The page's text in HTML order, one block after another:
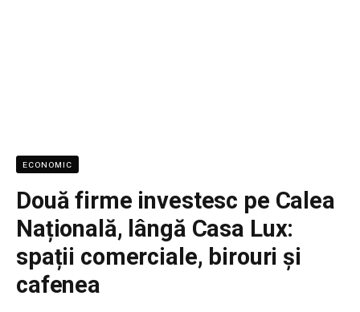
ECONOMIC
Două firme investesc pe Calea
Națională, lângă Casa Lux:
spații comerciale, birouri și
cafenea